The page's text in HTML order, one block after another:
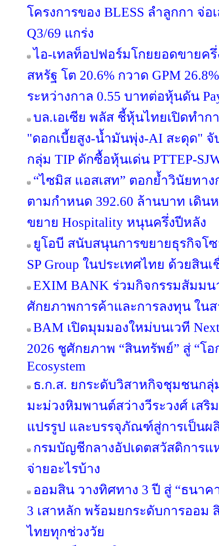
โครงการของ BLESS ลำลูกกา จ่
Q3/69 แกร่ง
ไอ-เทลท็อปฟอร์มโกยยอดขายค
สหรัฐ โต 20.6% กวาด GPM
ระหว่างกาล 0.55 บาทต่อหุ้นดัน
บล.เอเซีย พลัส ชี้หุ้นไทยเปิดทำก
"ดอกเบี้ยสูง-น้ำมันพุ่ง-AI สะดุด"
กลุ่ม TIP ดักซื้อหุ้นเด่น PTTEP-
“ไซมิส แอสเสท” ตอกย้ำวินัยทา
ตามกำหนด 392.60 ล้านบาท เดิน
ขยาย Hospitality หนุนครึ่งปีหลัง
ยูโอบี สนับสนุนการขยายธุรกิจโ
SP Group ในประเทศไทย ด้วยสิน
EXIM BANK ร่วมกิจกรรมสัมมน
ศักยภาพการค้าและการลงทุน ใน
BAM เปิดมุมมองใหม่บนเวที Next
2026 ชูศักยภาพ “สินทรัพย์” สู่ “โอ
Ecosystem
ธ.ก.ส. ยกระดับวิสาหกิจชุมชนกลุ่
มะม่วงหิมพานต์สว่างวีระวงศ์ เสริ
แปรรูป และบรรจุภัณฑ์สู่การเป็น
กรมบัญชีกลางอัปเดตสวัสดิการแ
จ่ายอะไรบ้าง
ออมสิน วางทิศทาง 3 ปี สู่ “ธนา
3 เสาหลัก พร้อมยกระดับการออม
ไทยทุกช่วงวัย